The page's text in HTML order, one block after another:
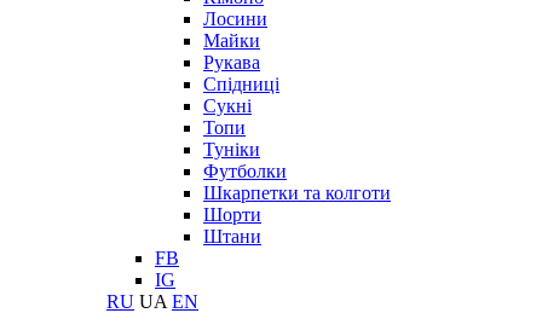
Лосини
Майки
Рукава
Спідниці
Сукні
Топи
Туніки
Футболки
Шкарпетки та колготи
Шорти
Штани
FB
IG
RU UA EN